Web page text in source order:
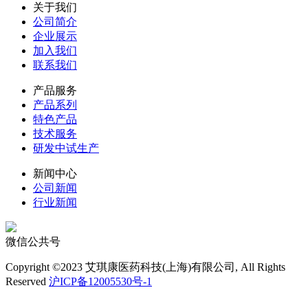
关于我们
公司简介
企业展示
加入我们
联系我们
产品服务
产品系列
特色产品
技术服务
研发中试生产
新闻中心
公司新闻
行业新闻
微信公共号
Copyright ©2023 艾琪康医药科技(上海)有限公司, All Rights
Reserved 沪ICP备12005530号-1